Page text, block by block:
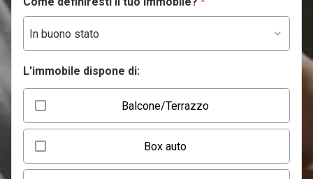
L'immobile dispone di:
Balcone/Terrazzo
Box auto